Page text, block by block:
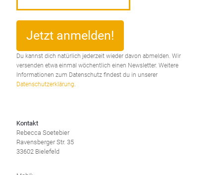
Kontakt
Rebecca Soetebier
Ravensberger Str. 35
33602 Bielefeld
Du kannst dich natürlich jederzeit wieder davon abmelden. Wir
versenden etwa einmal wöchentlich einen Newsletter. Weitere
Informationen zum Datenschutz findest du in unserer
Datenschutzerklärung.